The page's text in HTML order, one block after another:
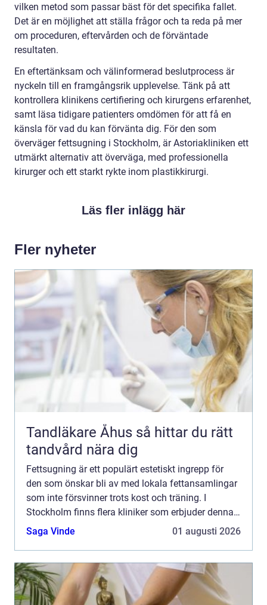
vilken metod som passar bäst för det specifika fallet.
Det är en möjlighet att ställa frågor och ta reda på mer
om proceduren, eftervården och de förväntade
resultaten.
En eftertänksam och välinformerad beslutprocess är
nyckeln till en framgångsrik upplevelse. Tänk på att
kontrollera klinikens certifiering och kirurgens erfarenhet,
samt läsa tidigare patienters omdömen för att få en
känsla för vad du kan förvänta dig. För den som
överväger fettsugning i Stockholm, är Astoriakliniken ett
utmärkt alternativ att överväga, med professionella
kirurger och ett starkt rykte inom plastikkirurgi.
Läs fler inlägg här
Fler nyheter
Tandläkare Åhus så hittar du rätt
tandvård nära dig
Fettsugning är ett populärt estetiskt ingrepp för
den som önskar bli av med lokala fettansamlingar
som inte försvinner trots kost och träning. I
Stockholm finns flera kliniker som erbjuder denna
behandling med ett brett ...
Saga Vinde 01 augusti 2026